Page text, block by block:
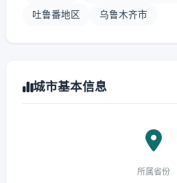
吐鲁番地区 乌鲁木齐市
城市基本信息
所属省份